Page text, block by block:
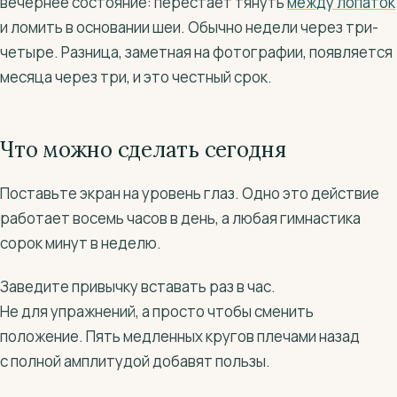
и ломить в основании шеи. Обычно недели через три-
четыре. Разница, заметная на фотографии, появляется
месяца через три, и это честный срок.
Что можно сделать сегодня
Поставьте экран на уровень глаз. Одно это действие
работает восемь часов в день, а любая гимнастика
сорок минут в неделю.
Заведите привычку вставать раз в час.
Не для упражнений, а просто чтобы сменить
положение. Пять медленных кругов плечами назад
с полной амплитудой добавят пользы.